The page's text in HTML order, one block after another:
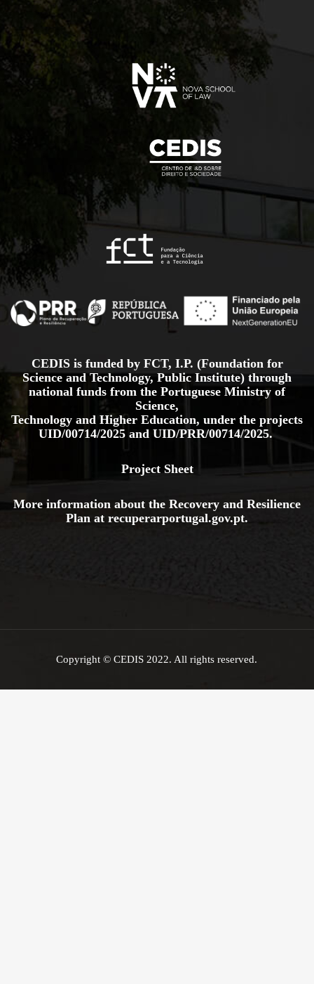
CEDIS is funded by FCT, I.P. (Foundation for
Science and Technology, Public Institute) through
national funds from the Portuguese Ministry of
Science,
Technology and Higher Education, under the projects
UID/00714/2025 and UID/PRR/00714/2025.
Project Sheet
More information about the Recovery and Resilience
Plan at recuperarportugal.gov.pt.
Copyright © CEDIS 2022. All rights reserved.